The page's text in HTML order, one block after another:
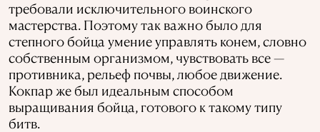
требовали исключительного воинского
мастерства. Поэтому так важно было для
степного бойца умение управлять конем, словно
собственным организмом, чувствовать все —
противника, рельеф почвы, любое движение.
Кокпар же был идеальным способом
выращивания бойца, готового к такому типу
битв.